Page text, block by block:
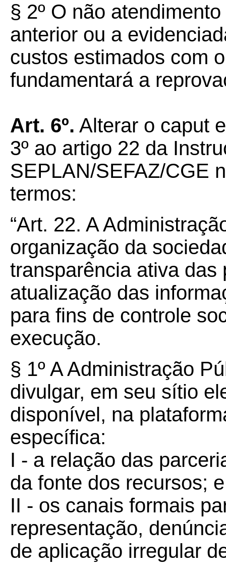
§ 2º O não
anterior ou a
custos estimados com
fundamentará a
Art. 6º. Alterar o caput
3º ao artigo 22 da
SEPLAN/SEFAZ/CGE
termos:
“Art. 22. A
organização da
transparência ativa
atualização das
para fins de controle
execução.
§ 1º A Administração
divulgar, em seu sítio
disponível, na
específica:
I - a relação das
da fonte dos recursos; e
II - os canais formais
representação,
de aplicação irregular